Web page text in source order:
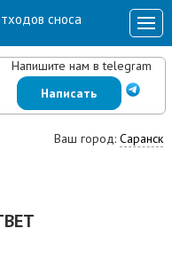
Напишите нам в telegram
Написать
Ваш город: Саранск
сноса